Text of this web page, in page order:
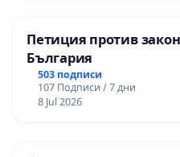
Петиция против
България
503 подписи
107 Подписи / 7 дни
8 Jul 2026